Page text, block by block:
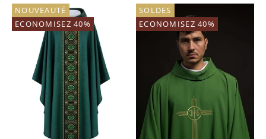
NOUVEAUTÉ
ECONOMISEZ 40%
SOLDES
ECONOMISEZ 40%